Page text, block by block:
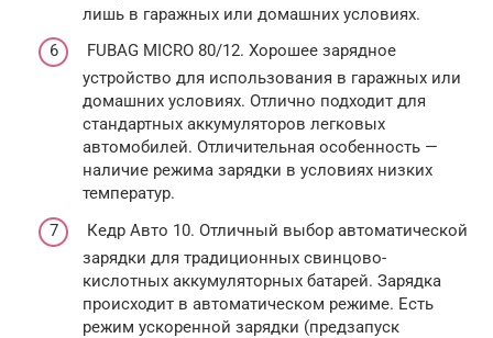
лишь в гаражных или домашних условиях.
FUBAG MICRO 80/12. Хорошее зарядное
устройство для использования в гаражных или
домашних условиях. Отлично подходит для
стандартных аккумуляторов легковых
автомобилей. Отличительная особенность —
наличие режима зарядки в условиях низких
температур.
Кедр Авто 10. Отличный выбор автоматической
зарядки для традиционных свинцово-
кислотных аккумуляторных батарей. Зарядка
происходит в автоматическом режиме. Есть
режим ускоренной зарядки (предзапуск